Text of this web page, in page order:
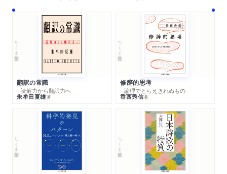
ちくま学芸文庫
翻訳の常識
─読解力から翻訳力へ
朱牟田夏雄著
ちくま学芸文庫
修辞的思考
─論理でとらえきれぬもの
香西秀信著
ちくま学芸文庫 ちくま学芸文庫